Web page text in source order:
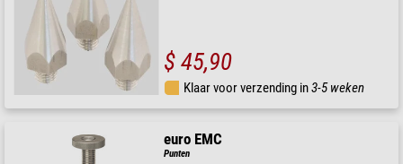
$ 45,90
Klaar voor verzending in3-5 weken
euro EMC
Punten